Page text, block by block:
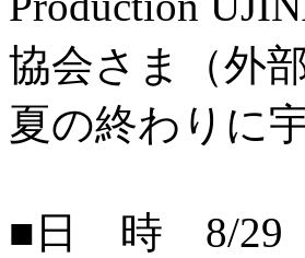
協会さま（外
夏の終わりに
■日 時 8/29